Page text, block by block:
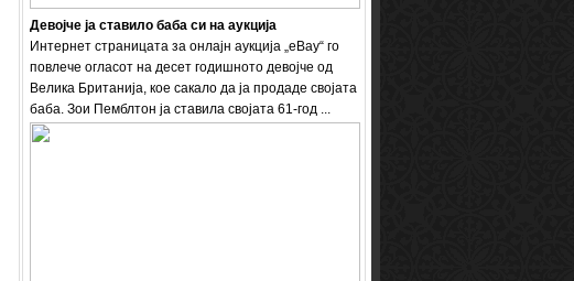
Девојче ја ставило баба си на аукција
Интернет страницата за онлајн аукција „eBay“ го
повлече огласот на десет годишното девојче од
Велика Британија, кое сакало да ја продаде својата
баба. Зои Пемблтон ја ставила својата 61-год ...